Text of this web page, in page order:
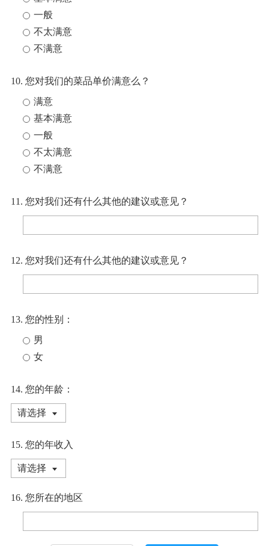
一般
不太满意
不满意
10. 您对我们的菜品单价满意么？
满意
基本满意
一般
不太满意
不满意
11. 您对我们还有什么其他的建议或意见？
12. 您对我们还有什么其他的建议或意见？
13. 您的性别：
男
女
14. 您的年龄：
请选择
15. 您的年收入
请选择
16. 您所在的地区